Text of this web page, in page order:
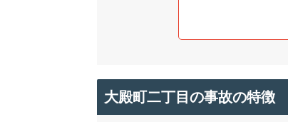
大殿町二丁目の事故の特徴